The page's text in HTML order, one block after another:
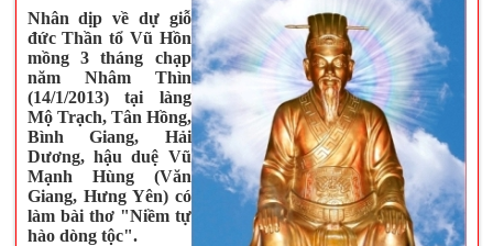
Nhân dịp về dự giỗ
đức Thần tổ Vũ Hồn
mồng 3 tháng chạp
năm Nhâm Thìn
(14/1/2013) tại làng
Mộ Trạch, Tân Hồng,
Bình Giang, Hải
Dương, hậu duệ Vũ
Mạnh Hùng (Văn
Giang, Hưng Yên) có
làm bài thơ "Niềm tự
hào dòng tộc".